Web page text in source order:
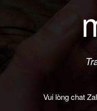
Vui lòng chat